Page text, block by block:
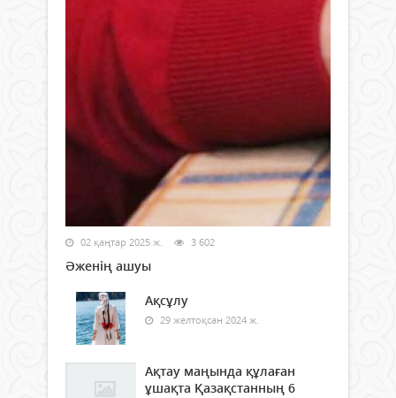
02 қаңтар 2025 ж. 3 602
Әженің ашуы
Ақсұлу
29 желтоқсан 2024 ж.
Ақтау маңында құлаған
ұшақта Қазақстанның 6